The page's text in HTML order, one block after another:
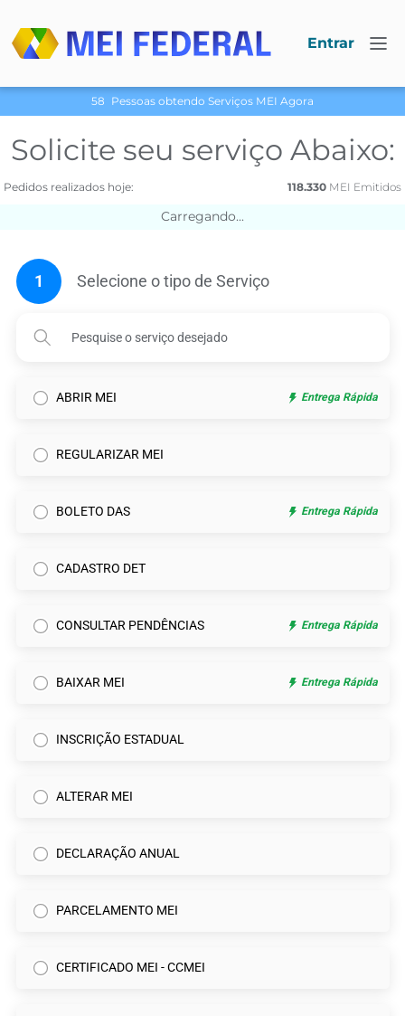
Entrar
58 Pessoas obtendo Serviços МЕI Agora
Solicite seu serviço Abaixo:
Pedidos realizados hoje: 118.330МЕI Emitidos
Carregando...
1 Selecione o tipo de Serviço
ABRIR MEI Entrega Rápida
REGULARIZAR MEI
BOLETO DAS Entrega Rápida
CADASTRO DET
CONSULTAR PENDÊNCIAS Entrega Rápida
BAIXAR MEI Entrega Rápida
INSCRIÇÃO ESTADUAL
ALTERAR MEI
DECLARAÇÃO ANUAL
PARCELAMENTO MEI
CERTIFICADO MEI - CCMEI